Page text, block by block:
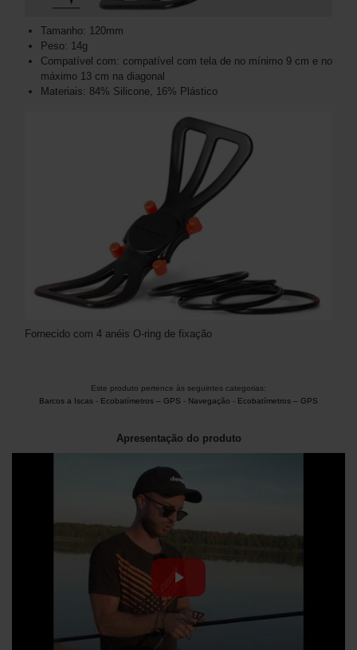
Tamanho: 120mm
Peso: 14g
Compatível com: compatível com tela de no mínimo 9 cm e no
máximo 13 cm na diagonal
Materiais: 84% Silicone, 16% Plástico
Fornecido com 4 anéis O-ring de fixação
Este produto pertence às seguintes categorias:
Barcos a Iscas - Ecobatímetros – GPS - Navegação - Ecobatímetros – GPS
Apresentação do produto